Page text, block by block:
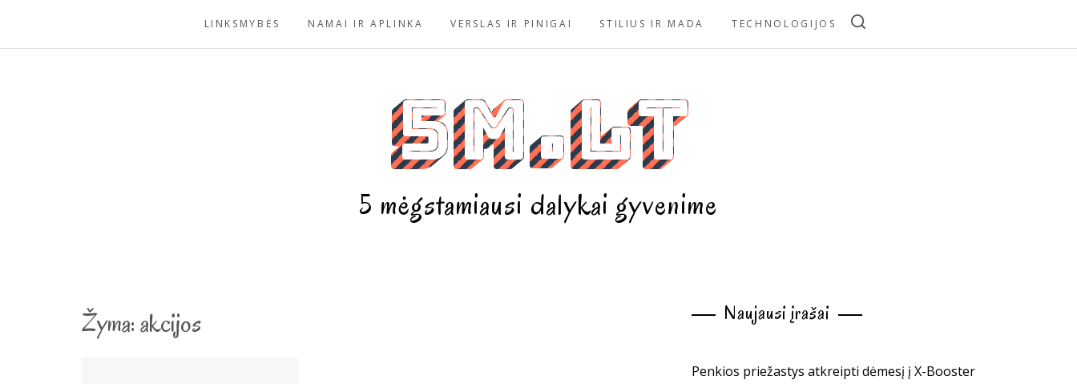
LINKSMYBĖS NAMAI IR APLINKA VERSLAS IR PINIGAI STILIUS IR MADA TECHNOLOGIJOS
5m.lt
5 mėgstamiausi dalykai gyvenime
Žyma:akcijos Naujausi įrašai
Penkios priežastys atkreipti dėmesį į X-Booster